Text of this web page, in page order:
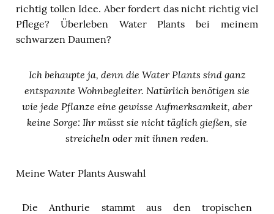
richtig tollen Idee. Aber fordert das nicht richtig viel
Pflege? Überleben Water Plants bei meinem
schwarzen Daumen?
Ich behaupte ja, denn die Water Plants sind ganz
entspannte Wohnbegleiter. Natürlich benötigen sie
wie jede Pflanze eine gewisse Aufmerksamkeit, aber
keine Sorge: Ihr müsst sie nicht täglich gießen, sie
streicheln oder mit ihnen reden.
Meine Water Plants Auswahl
Die Anthurie stammt aus den tropischen